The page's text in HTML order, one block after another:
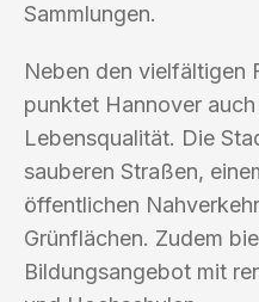
Sammlungen.
Neben den vielfältigen
punktet Hannover
Lebensqualität. Die
sauberen Straßen,
öffentlichen
Grünflächen. Zudem
Bildungsangebot mit